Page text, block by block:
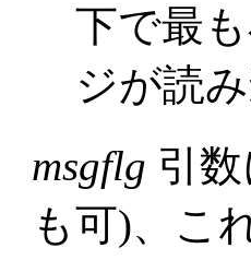
下で最
ジが読
msgflg 引
も可)、こ